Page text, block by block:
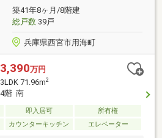
・システムキッチン・浴室・洗面化
具新調・クロス・フローリング貼
築41年8ヶ月/8階建
総戸数39戸
兵庫県西宮市用海町
3,390万円
3LDK 71.96m2
4階 南
即入居可
所有権
カウンターキッチン エレベーター